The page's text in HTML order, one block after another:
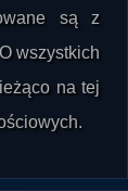
wszystkich
na tej